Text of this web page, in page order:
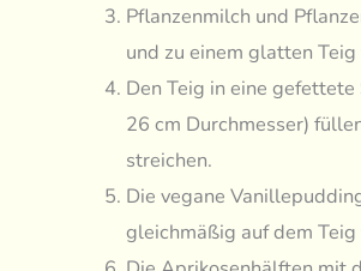
Pflanzenmilch und
und zu einem glatten Teig
Den Teig in eine
26 cm Durchmesser)
streichen.
Die vegane
gleichmäßig auf dem